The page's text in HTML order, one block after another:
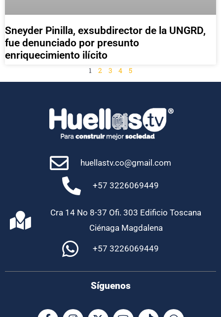
Sneyder Pinilla, exsubdirector de la UNGRD,
fue denunciado por presunto
enriquecimiento ilícito
1 2 3 4 5
huellastv.co@gmail.com
+57 3226069449
Cra 14 No 8-37 Ofi. 303 Edificio Toscana
Ciénaga Magdalena
+57 3226069449
Síguenos